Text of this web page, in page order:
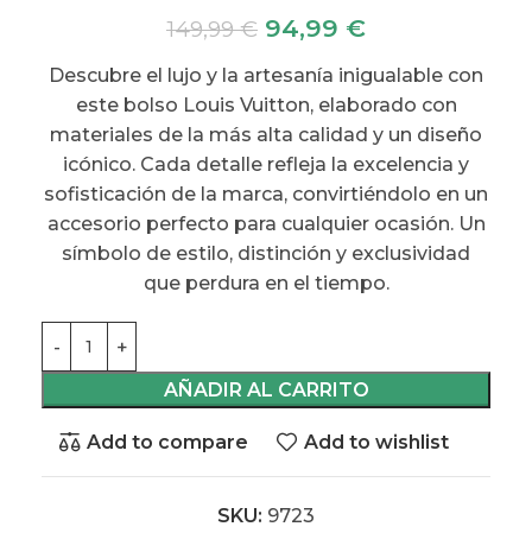
149,99€ 94,99 €
Descubre el lujo y la artesanía inigualable con
este bolso Louis Vuitton, elaborado con
materiales de la más alta calidad y un diseño
icónico. Cada detalle refleja la excelencia y
sofisticación de la marca, convirtiéndolo en un
accesorio perfecto para cualquier ocasión. Un
símbolo de estilo, distinción y exclusividad
que perdura en el tiempo.
AÑADIR AL CARRITO
Add to compare Add to wishlist
SKU: 9723